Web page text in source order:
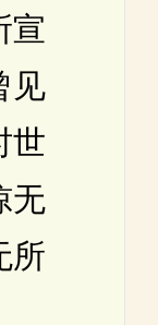
宣
见
世
无
所